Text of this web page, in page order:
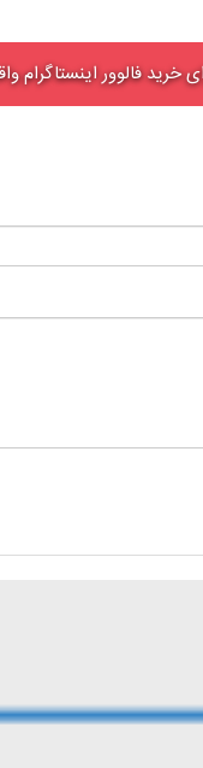
خرید فالوور اینستاگرام